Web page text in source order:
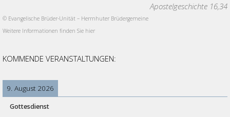
Apostelgeschichte 16,34
© Evangelische Brüder-Unität – Herrnhuter Brüdergemeine
Weitere Informationen finden Sie hier
KOMMENDE VERANSTALTUNGEN:
9. August 2026
Gottesdienst